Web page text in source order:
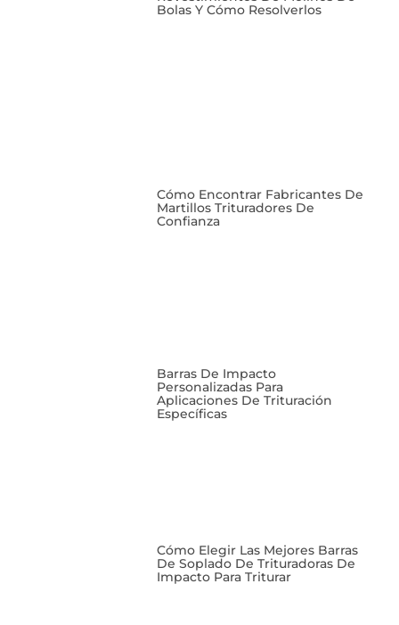
Bolas Y Cómo Resolverlos
Cómo Encontrar Fabricantes De
Martillos Trituradores De
Confianza
Barras De Impacto
Personalizadas Para
Aplicaciones De Trituración
Específicas
Cómo Elegir Las Mejores Barras
De Soplado De Trituradoras De
Impacto Para Triturar